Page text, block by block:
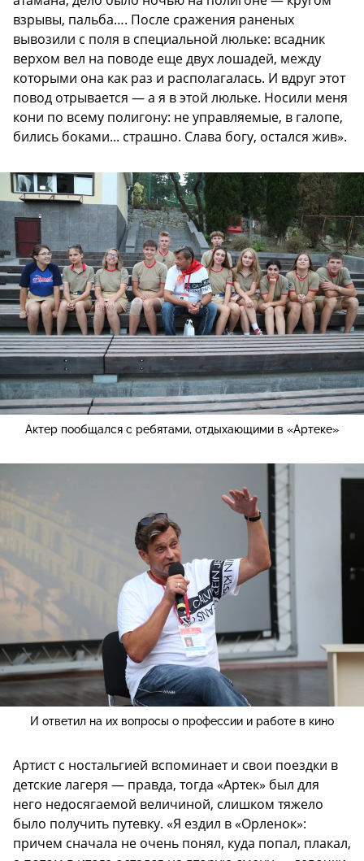
взрывы, пальба…. После сражения раненых
вывозили с поля в специальной люльке: всадник
верхом вел на поводе еще двух лошадей, между
которыми она как раз и располагалась. И вдруг этот
повод отрывается — а я в этой люльке. Носили меня
кони по всему полигону: не управляемые, в галопе,
бились боками... страшно. Слава богу, остался жив».
Актер пообщался с ребятами, отдыхающими в «Артеке»
И ответил на их вопросы о профессии и работе в кино
Артист с ностальгией вспоминает и свои поездки в
детские лагеря — правда, тогда «Артек» был для
него недосягаемой величиной, слишком тяжело
было получить путевку. «Я ездил в «Орленок»:
причем сначала не очень понял, куда попал, плакал,